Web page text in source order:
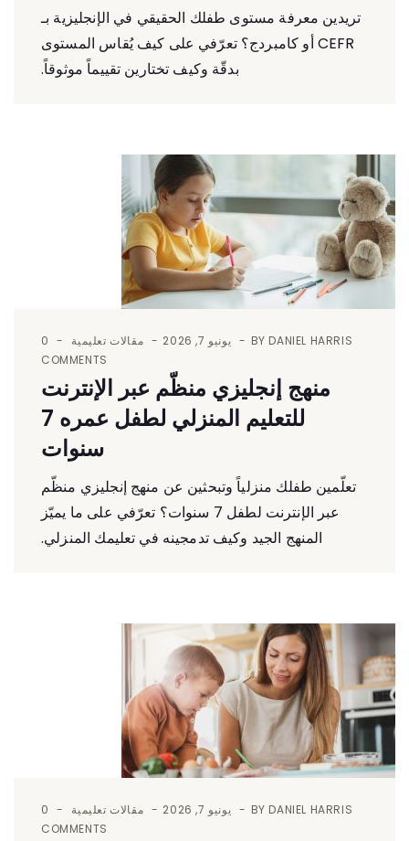
تريدين معرفة مستوى طفلك الحقيقي في الإنجليزية بـ
CEFR أو كامبردج؟ تعرّفي على كيف يُقاس المستوى
بدقّة وكيف تختارين تقييماً موثوقاً.
BY DANIEL HARRIS يونيو 7, 2026 مقالات تعليمية
0
COMMENTS
منهج إنجليزي منظّم عبر الإنترنت
للتعليم المنزلي لطفل عمره 7
سنوات
تعلّمين طفلك منزلياً وتبحثين عن منهج إنجليزي منظّم
عبر الإنترنت لطفل 7 سنوات؟ تعرّفي على ما يميّز
المنهج الجيد وكيف تدمجينه في تعليمك المنزلي.
BY DANIEL HARRIS يونيو 7, 2026 مقالات تعليمية
0
COMMENTS